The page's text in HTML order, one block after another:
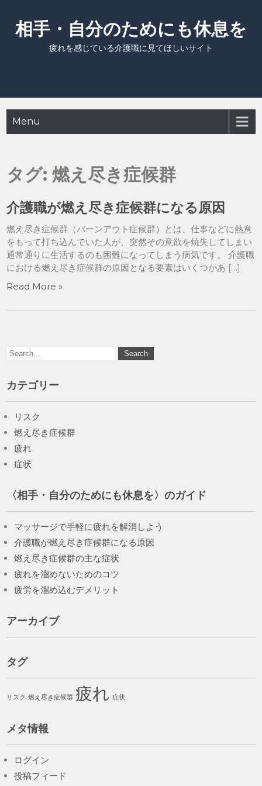
content
相手・自分のためにも休息を
疲れを感じている介護職に見てほしいサイト
Menu
タグ:燃え尽き症候群
介護職が燃え尽き症候群になる原因
燃え尽き症候群（バーンアウト症候群）とは、仕事などに熱意
をもって打ち込んでいた人が、突然その意欲を焼失してしまい
通常通りに生活するのも困難になってしまう病気です。 介護職
における燃え尽き症候群の原因となる要素はいくつかあ […]
Read More »
カテゴリー
リスク
燃え尽き症候群
疲れ
症状
〈相手・自分のためにも休息を〉のガイド
マッサージで手軽に疲れを解消しよう
介護職が燃え尽き症候群になる原因
燃え尽き症候群の主な症状
疲れを溜めないためのコツ
疲労を溜め込むデメリット
アーカイブ
タグ
リスク 燃え尽き症候群 疲れ 症状
メタ情報
ログイン
投稿フィード